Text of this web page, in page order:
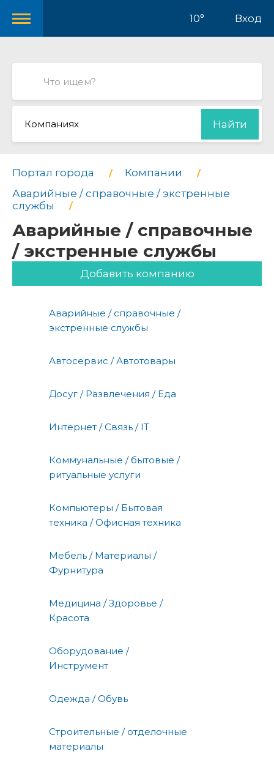
10° Вход
Компаниях Найти
Портал города
Компании
Аварийные / справочные / экстренные
службы
Аварийные / справочные
/ экстренные службы
Добавить компанию
Аварийные / справочные /
экстренные службы
Автосервис / Автотовары
Досуг / Развлечения / Еда
Интернет / Связь / IT
Коммунальные / бытовые /
ритуальные услуги
Компьютеры / Бытовая
техника / Офисная техника
Мебель / Материалы /
Фурнитура
Медицина / Здоровье /
Красота
Оборудование /
Инструмент
Одежда / Обувь
Строительные / отделочные
материалы